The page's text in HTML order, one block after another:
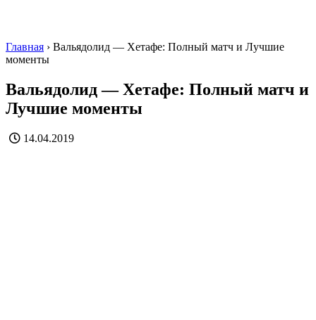
Главная › Вальядолид — Хетафе: Полный матч и Лучшие
моменты
Вальядолид — Хетафе: Полный матч и
Лучшие моменты
14.04.2019